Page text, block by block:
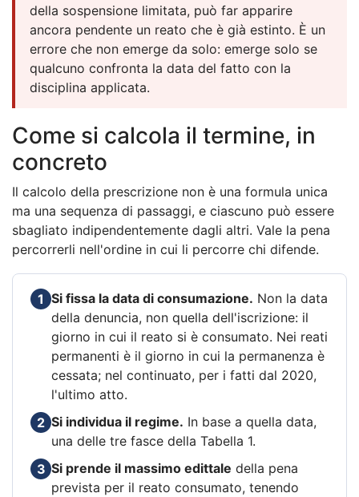
della sospensione limitata, può far apparire
ancora pendente un reato che è già estinto. È un
errore che non emerge da solo: emerge solo se
qualcuno confronta la data del fatto con la
disciplina applicata.
Come si calcola il termine, in
concreto
Il calcolo della prescrizione non è una formula unica
ma una sequenza di passaggi, e ciascuno può essere
sbagliato indipendentemente dagli altri. Vale la pena
percorrerli nell'ordine in cui li percorre chi difende.
1 Si fissa la data di consumazione. Non la data
della denuncia, non quella dell'iscrizione: il
giorno in cui il reato si è consumato. Nei reati
permanenti è il giorno in cui la permanenza è
cessata; nel continuato, per i fatti dal 2020,
l'ultimo atto.
2 Si individua il regime. In base a quella data,
una delle tre fasce della Tabella 1.
3 Si prende il massimo edittale della pena
prevista per il reato consumato, tenendo